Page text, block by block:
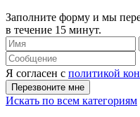
Заполните форму и мы
в течение 15 минут.
Я согласен с политикой
Искать по всем категориям